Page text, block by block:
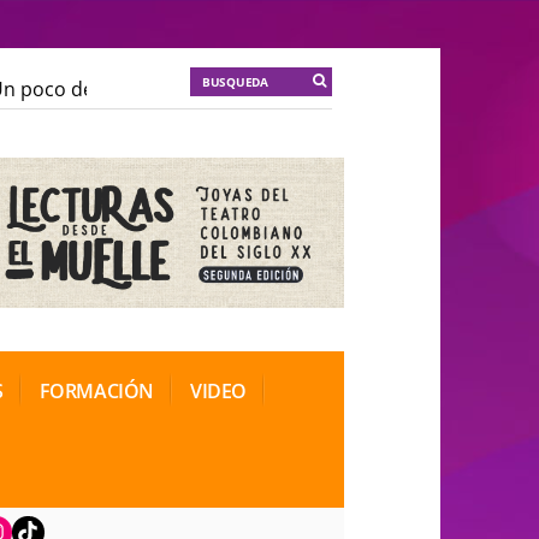
poco de locura para la cordura
de Teatro Rosa
FORMACIÓN VIDEO
TikTok